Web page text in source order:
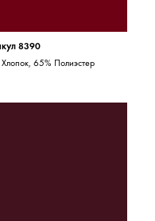
8390
65% Полиэстер